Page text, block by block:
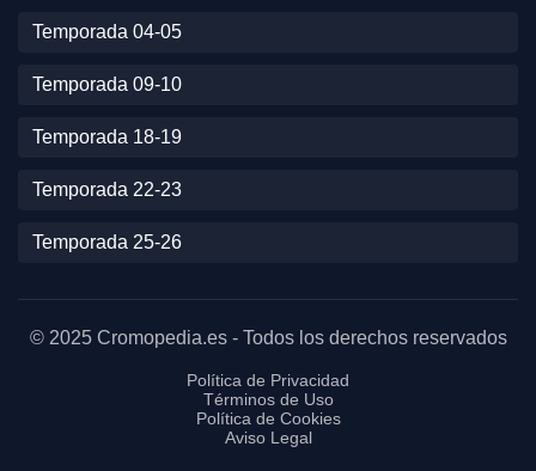
Temporada 04-05
Temporada 09-10
Temporada 18-19
Temporada 22-23
Temporada 25-26
© 2025 Cromopedia.es - Todos los derechos reservados
Política de Privacidad
Términos de Uso
Política de Cookies
Aviso Legal